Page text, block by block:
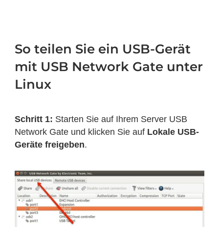
So teilen Sie ein USB-Gerät
mit USB Network Gate unter
Linux
Schritt 1: Starten Sie auf Ihrem Server USB
Network Gate und klicken Sie auf Lokale USB-
Geräte freigeben.